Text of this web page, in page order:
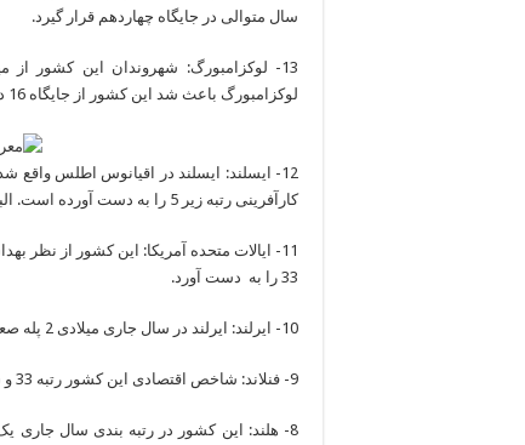
سال متوالی در جایگاه چهاردهم قرار گیرد.
13- لوکزامبورگ: شهروندان این کشور
لوکزامبورگ باعث شد این کشور از جایگاه 16 در سال 2014 به رتبه 13 در سال جاری صعود کند.
کارآفرینی رتبه زیر 5 را به دست آورده است. البته تمام این مسائل نتوانست مانع سقوط یک پله ای این کشور شود.
11- ایالات متحده آمریکا: این کشور از نظر
33 را به دست آورد.
10- ایرلند: ایرلند در سال جاری میلادی 2 پله صعود کرد.
9- فنلاند: شاخص اقتصادی این کشور رتبه 33 و شاخص اعمال قوانین رتبه 5 را کسب کرد.